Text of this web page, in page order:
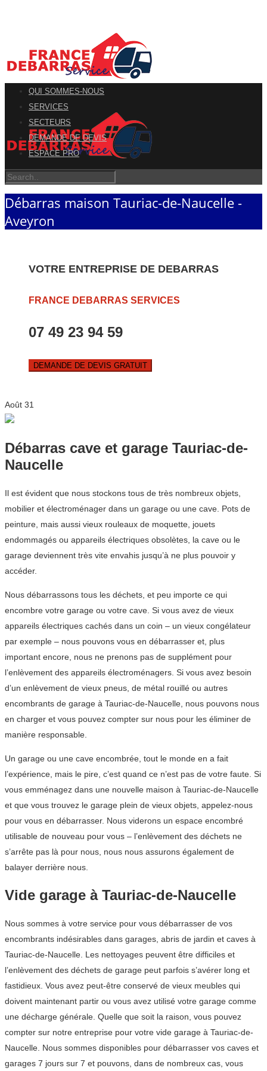
QUI SOMMES-NOUS
SERVICES
SECTEURS
DEMANDE DE DEVIS
ESPACE PRO
Débarras maison Tauriac-de-Naucelle -
Aveyron
VOTRE ENTREPRISE DE DEBARRAS
FRANCE DEBARRAS SERVICES
07 49 23 94 59
DEMANDE DE DEVIS GRATUIT
Août 31
Débarras cave et garage Tauriac-de-
Naucelle
Il est évident que nous stockons tous de très nombreux objets,
mobilier et électroménager dans un garage ou une cave. Pots de
peinture, mais aussi vieux rouleaux de moquette, jouets
endommagés ou appareils électriques obsolètes, la cave ou le
garage deviennent très vite envahis jusqu’à ne plus pouvoir y
accéder.
Nous débarrassons tous les déchets, et peu importe ce qui
encombre votre garage ou votre cave. Si vous avez de vieux
appareils électriques cachés dans un coin – un vieux congélateur
par exemple – nous pouvons vous en débarrasser et, plus
important encore, nous ne prenons pas de supplément pour
l’enlèvement des appareils électroménagers. Si vous avez besoin
d’un enlèvement de vieux pneus, de métal rouillé ou autres
encombrants de garage à Tauriac-de-Naucelle, nous pouvons nous
en charger et vous pouvez compter sur nous pour les éliminer de
manière responsable.
Un garage ou une cave encombrée, tout le monde en a fait
l’expérience, mais le pire, c’est quand ce n’est pas de votre faute. Si
vous emménagez dans une nouvelle maison à Tauriac-de-Naucelle
et que vous trouvez le garage plein de vieux objets, appelez-nous
pour vous en débarrasser. Nous viderons un espace encombré
utilisable de nouveau pour vous – l’enlèvement des déchets ne
s’arrête pas là pour nous, nous nous assurons également de
balayer derrière nous.
Vide garage à Tauriac-de-Naucelle
Nous sommes à votre service pour vous débarrasser de vos
encombrants indésirables dans garages, abris de jardin et caves à
Tauriac-de-Naucelle. Les nettoyages peuvent être difficiles et
l’enlèvement des déchets de garage peut parfois s’avérer long et
fastidieux. Vous avez peut-être conservé de vieux meubles qui
doivent maintenant partir ou vous avez utilisé votre garage comme
une décharge générale. Quelle que soit la raison, vous pouvez
compter sur notre entreprise pour votre vide garage à Tauriac-de-
Naucelle. Nous sommes disponibles pour débarrasser vos caves et
garages 7 jours sur 7 et pouvons, dans de nombreux cas, vous